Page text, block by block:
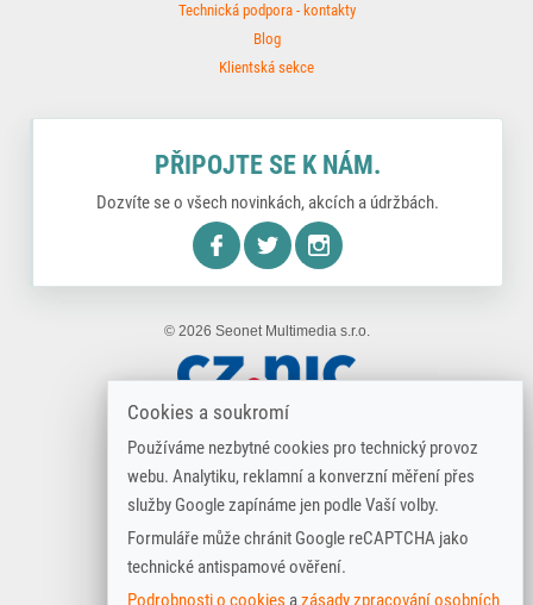
Cookies a soukromí
Používáme nezbytné cookies pro technický provoz
webu. Analytiku, reklamní a konverzní měření přes
služby Google zapínáme jen podle Vaší volby.
Formuláře může chránit Google reCAPTCHA jako
technické antispamové ověření.
Podrobnosti o cookies azásady zpracování osobních
Technická podpora - kontakty
Blog
Klientská sekce
PŘIPOJTE SE K NÁM.
Dozvíte se o všech novinkách, akcích a údržbách.
© 2026 Seonet Multimedia s.r.o.